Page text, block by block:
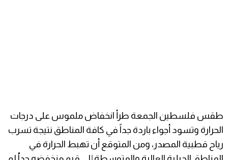
طقس فلسطين الجمعة طرأ انخفاض ملموس على درجات
الحرارة وتسود أجواء باردة جداً في كافة المناطق نتيجة تسرب
رياح قطبية المصدر، ومن المتوقع أن تهبط الحرارة في